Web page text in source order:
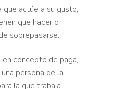
que actúe a su gusto,
que hacer o
sobrepasarse.
en concepto de paga,
persona de la
la que trabaja.